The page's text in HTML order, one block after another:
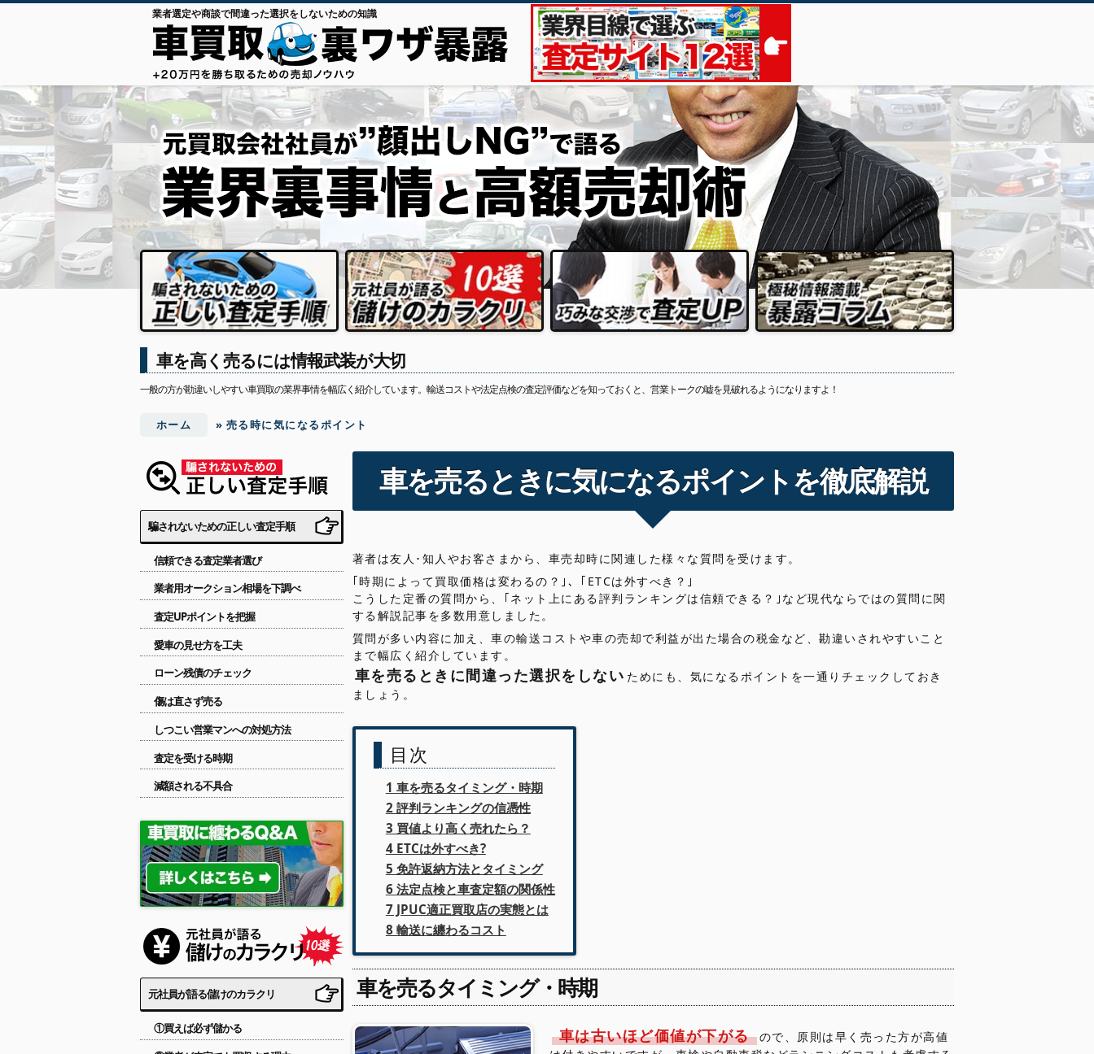
業者選定や商談で間違った選択をしないための知識
車を高く売るには情報武装が大切
一般の方が勘違いしやすい車買取の業界事情を幅広く紹介しています。輸送コストや法定点検の査定評価などを知っておくと、営業トークの嘘を見破れるようになりますよ！
ホーム » 売る時に気になるポイント
車を売るときに気になるポイントを徹底解説
著者は友人･知人やお客さまから、車売却時に関連した様々な質問を受けます。
｢時期によって買取価格は変わるの？｣、｢ETCは外すべき？｣
こうした定番の質問から、｢ネット上にある評判ランキングは信頼できる？｣など現代ならではの質問に関
する解説記事を多数用意しました。
質問が多い内容に加え、車の輸送コストや車の売却で利益が出た場合の税金など、勘違いされやすいこと
まで幅広く紹介しています。
車を売るときに間違った選択をしない ためにも、気になるポイントを一通りチェックしておき
ましょう。
目次
1 車を売るタイミング・時期
2 評判ランキングの信憑性
3 買値より高く売れたら？
4 ETCは外すべき?
5 免許返納方法とタイミング
6 法定点検と車査定額の関係性
7 JPUC適正買取店の実態とは
8 輸送に纏わるコスト
車を売るタイミング・時期
車は古いほど価値が下がる
ので、原則は早く売った方が高値
騙されないための正しい査定手順
信頼できる査定業者選び
業者用オークション相場を下調べ
査定UPポイントを把握
愛車の見せ方を工夫
ローン残債のチェック
傷は直さず売る
しつこい営業マンへの対処方法
査定を受ける時期
減額される不具合
元社員が語る儲けのカラクリ
①買えば必ず儲かる